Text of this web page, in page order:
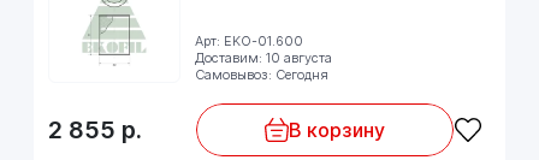
Арт: EKO-01.600
Доставим: 10 августа
Самовывоз: Сегодня
2 855 р. В корзину